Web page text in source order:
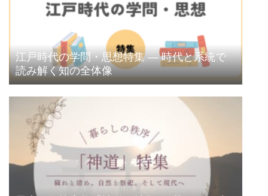
江戸時代の学問・思想特集 ― 時代と系統で
読み解く知の全体像